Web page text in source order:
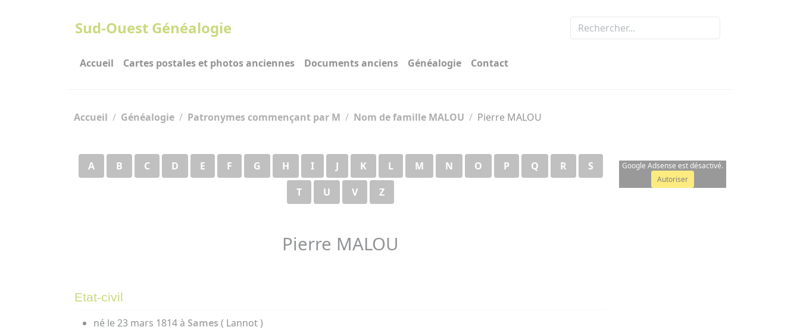
Sud-Ouest Généalogie
Accueil Cartes postales et photos anciennes Documents anciens Généalogie Contact
Accueil Généalogie Patronymes commençant par M Nom de famille MALOU Pierre MALOU
A B C D E F G H I J K L M N O P Q R
S
T
U V Z
Pierre MALOU
Etat-civil
né le 23 mars 1814 à Sames ( Lannot )
Google Adsense est désactivé.
Autoriser